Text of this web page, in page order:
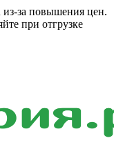
из-за повышения цен.
при отгрузке